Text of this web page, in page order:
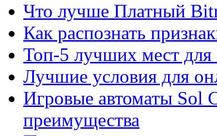
Что лучше Платный
Как распознать
Топ-5 лучших мест для
Лучшие условия для
Игровые автоматы Sol
преимущества